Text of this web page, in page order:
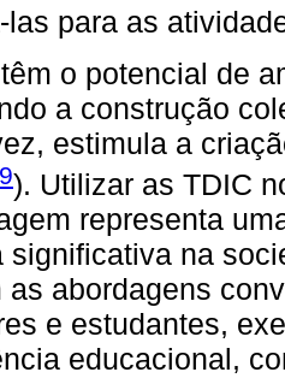
las para as
o potencial de
a construção
estimula a
). Utilizar as TDIC
representa
significativa na
as abordagens
e estudantes,
educacional,